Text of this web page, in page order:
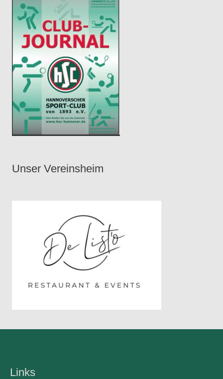
Unser Vereinsheim
Links